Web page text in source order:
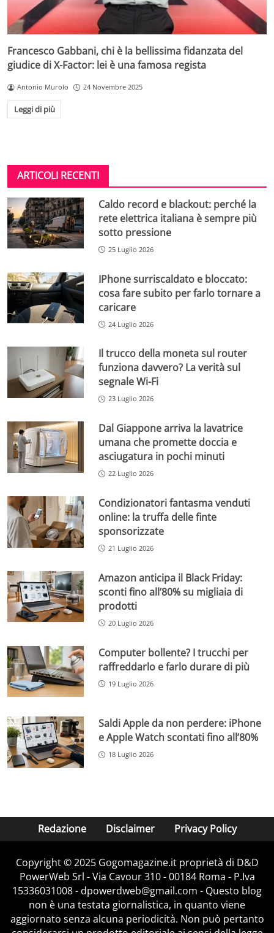
Francesco Gabbani, chi è la bellissima fidanzata del
giudice di X-Factor: lei è una famosa regista
Antonio Murolo 24 Novembre 2025
Leggi di più
ARTICOLI RECENTI
Caldo record e blackout: perché la
rete elettrica italiana è sempre più
sotto pressione
25 Luglio 2026
IPhone surriscaldato e bloccato:
cosa fare subito per farlo tornare a
caricare
24 Luglio 2026
Il trucco della moneta sul router
funziona davvero? La verità sul
segnale Wi-Fi
23 Luglio 2026
Dal Giappone arriva la lavatrice
umana che promette doccia e
asciugatura in pochi minuti
22 Luglio 2026
Condizionatori fantasma venduti
online: la truffa delle finte
sponsorizzate
21 Luglio 2026
Amazon anticipa il Black Friday:
sconti fino all’80% su migliaia di
prodotti
20 Luglio 2026
Computer bollente? I trucchi per
raffreddarlo e farlo durare di più
19 Luglio 2026
Saldi Apple da non perdere: iPhone
e Apple Watch scontati fino all’80%
18 Luglio 2026
Redazione Disclaimer Privacy Policy
Copyright © 2025 Gogomagazine.it proprietà di D&D
PowerWeb Srl - Via Cavour 310 - 00184 Roma - P.Iva
15336031008 - dpowerdweb@gmail.com - Questo blog
non è una testata giornalistica, in quanto viene
aggiornato senza alcuna periodicità. Non può pertanto